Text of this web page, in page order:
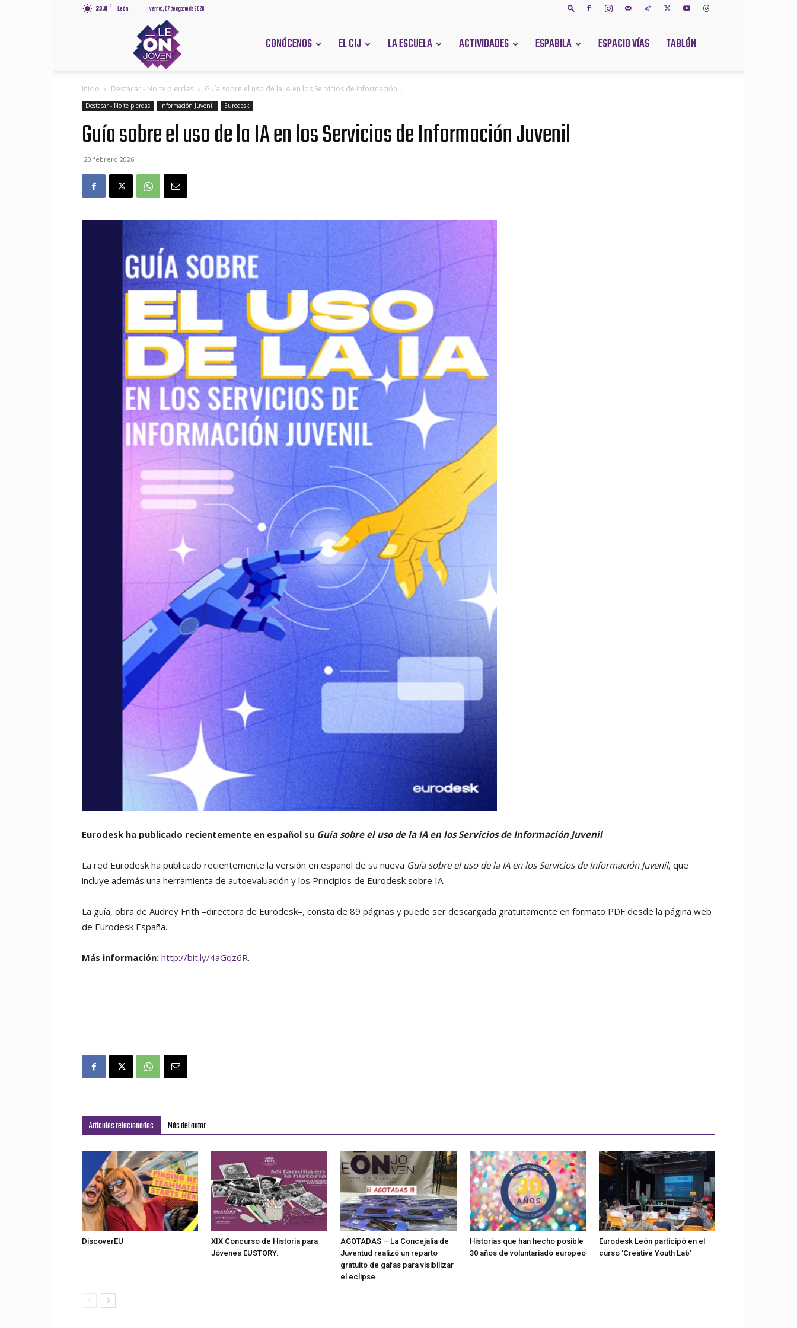
23.8 C León viernes, 07 de agosto de 2026
LeónjovenCONÓCENOS EL CIJ LA ESCUELA ACTIVIDADES ESPABILA ESPACIO VÍAS TABLÓN
Inicio Destacar - No te pierdas Guía sobre el uso de la IA en los Servicios de Información...
Destacar - No te pierdas Información Juvenil Eurodesk
Guía sobre el uso de la IA en los Servicios de Información Juvenil
20 febrero 2026
Eurodesk ha publicado recientemente en español su Guía sobre el uso de la IA en los Servicios de Información Juvenil
La red Eurodesk ha publicado recientemente la versión en español de su nueva Guía sobre el uso de la IA en los Servicios de Información Juvenil, que
incluye además una herramienta de autoevaluación y los Principios de Eurodesk sobre IA.
La guía, obra de Audrey Frith –directora de Eurodesk–, consta de 89 páginas y puede ser descargada gratuitamente en formato PDF desde la página web
de Eurodesk España.
Más información: http://bit.ly/4aGqz6R.
Artículos relacionados Más del autor
DiscoverEU
XIX Concurso de Historia para
Jóvenes EUSTORY.
AGOTADAS – La Concejalía de
Juventud realizó un reparto
gratuito de gafas para visibilizar
el eclipse
Historias que han hecho posible
30 años de voluntariado europeo
Eurodesk León participó en el
curso ‘Creative Youth Lab’